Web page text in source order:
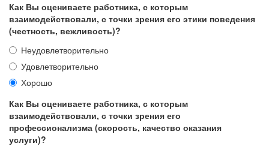
Как Вы оцениваете работника, с которым
взаимодействовали, с точки зрения его этики поведения
(честность, вежливость)?
Неудовлетворительно
Удовлетворительно
Хорошо
Как Вы оцениваете работника, с которым
взаимодействовали, с точки зрения его
профессионализма (скорость, качество оказания
услуги)?